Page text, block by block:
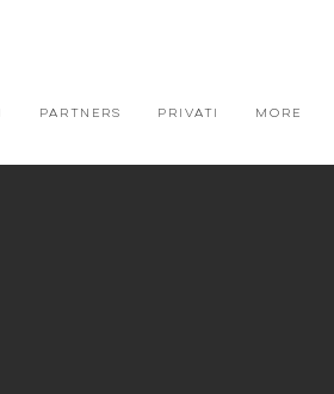
PARTNERS PRIVATI More